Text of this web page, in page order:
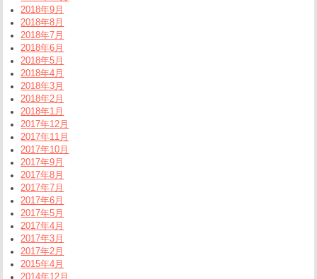
2018年9月
2018年8月
2018年7月
2018年6月
2018年5月
2018年4月
2018年3月
2018年2月
2018年1月
2017年12月
2017年11月
2017年10月
2017年9月
2017年8月
2017年7月
2017年6月
2017年5月
2017年4月
2017年3月
2017年2月
2015年4月
2014年12月